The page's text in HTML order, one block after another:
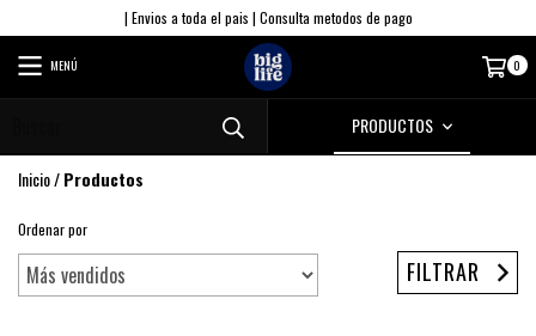
| Envios a toda el pais | Consulta metodos de pago
MENÚ 0
PRODUCTOS
Inicio/Productos
Ordenar por
FILTRAR